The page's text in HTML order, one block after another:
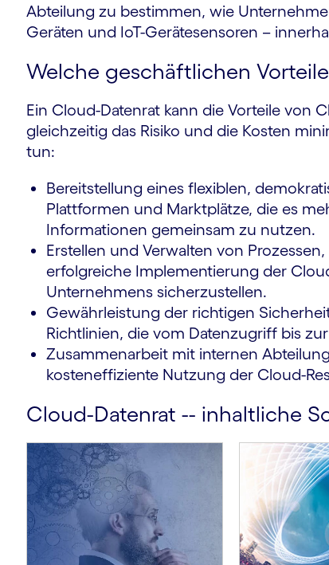
Abteilung zu bestimmen, wie
Geräten und IoT-Gerätesensoren –
Welche geschäftlichen
Ein Cloud-Datenrat kann die Vorteile von
gleichzeitig das Risiko und die Kosten
tun:
Bereitstellung eines flexiblen,
Plattformen und Marktplätze, die es
Informationen gemeinsam zu nutzen.
Erstellen und Verwalten von
erfolgreiche Implementierung der
Unternehmens sicherzustellen.
Gewährleistung der richtigen
Richtlinien, die vom Datenzugriff bis
Zusammenarbeit mit internen
kosteneffiziente Nutzung der Cloud-
Cloud-Datenrat -- inhaltliche